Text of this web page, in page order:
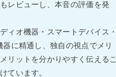
レビューし、本音の評価を発
ィオ機器・スマートデバイス・
器に精通し、独自の視点でメリ
リットを分かりやすく伝えるこ
ています。